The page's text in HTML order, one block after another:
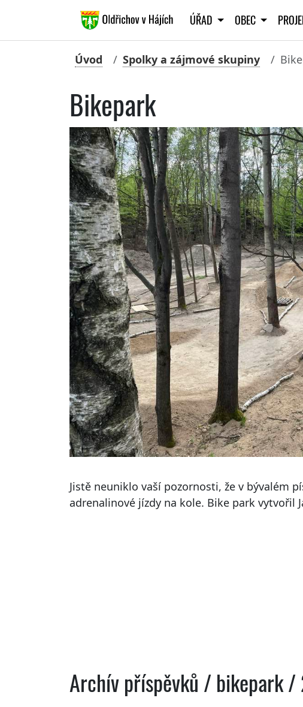
ÚŘAD OBEC
Úvod Spolky a zájmové skupiny
Bikepark
Jistě neuniklo vaší pozornosti, že v bývalém
adrenalinové jízdy na kole. Bike park vytvořil
Archív příspěvků / bikepark /